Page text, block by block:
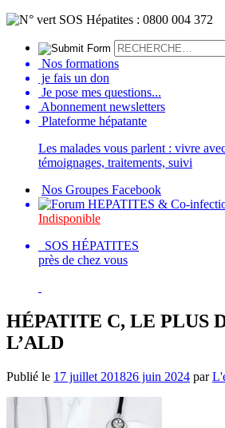
Nos formations
je fais un don
Je pose mes questions...
Abonnement newsletters
Plateforme hépatante
Les malades vous parlent : vivre
témoignages, traitements, suivi
Nos Groupes Facebook
Indisponible
SOS HÉPATITES
près de chez vous
HÉPATITE C, LE PLUS
L’ALD
Publié le 17 juillet 201826 juin 2024 par